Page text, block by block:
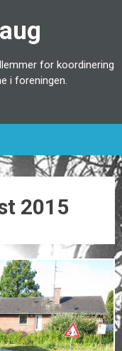
for koordinering
i foreningen.
2015